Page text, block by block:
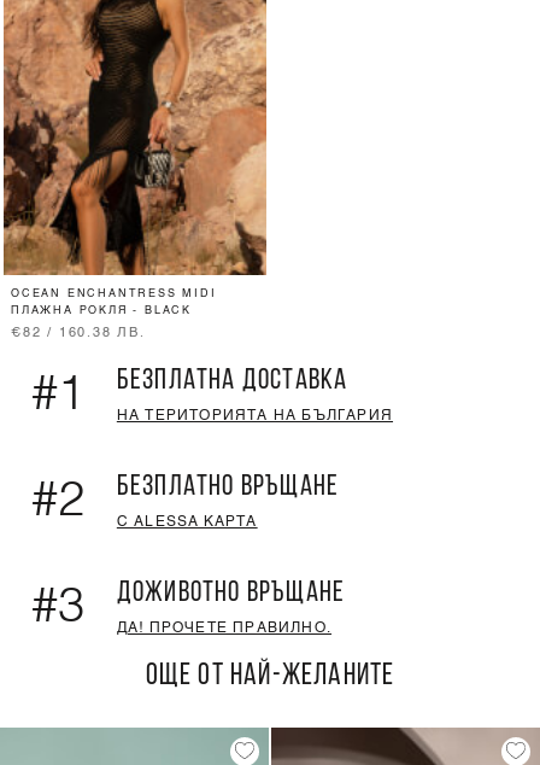
OCEAN ENCHANTRESS MIDI
ПЛАЖНА РОКЛЯ - BLACK
€82 / 160.38 ЛВ.
#1 БЕЗПЛАТНА ДОСТАВКА
НА ТЕРИТОРИЯТА НА БЪЛГАРИЯ
#2 БЕЗПЛАТНО ВРЪЩАНЕ
С ALESSA КАРТА
#3 ДОЖИВОТНО ВРЪЩАНЕ
ДА! ПРОЧЕТЕ ПРАВИЛНО.
ОЩЕ ОТ НАЙ-ЖЕЛАНИТЕ